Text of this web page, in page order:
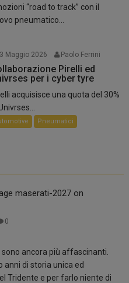
“road to track” con il
pneumatico...
3 Maggio 2026 Paolo Ferrini
Pirelli ed
per i cyber tyre
acquisisce una quota del 30%
Pneumatici
0
sono ancora più affascinanti.
anni di storia unica ed
Tridente e per farlo niente di